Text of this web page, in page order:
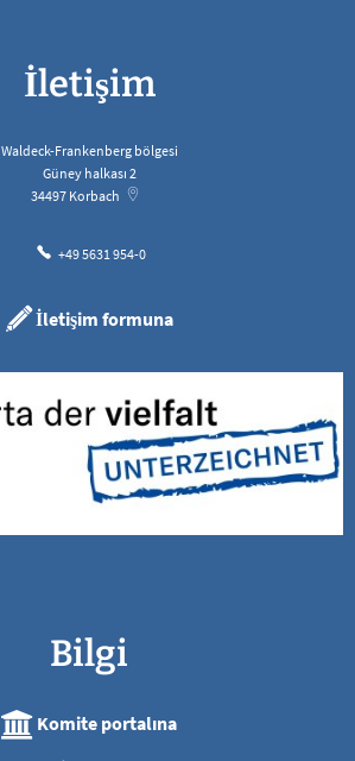
İletişim
Waldeck-Frankenberg bölgesi
Güney halkası 2
34497 Korbach
+49 5631 954-0
İletişim formuna
Bilgi
Komite portalına